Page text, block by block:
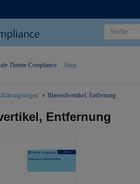
Thieme Compliance Shop
Blasendivertikel, Entfernung
Entfernung